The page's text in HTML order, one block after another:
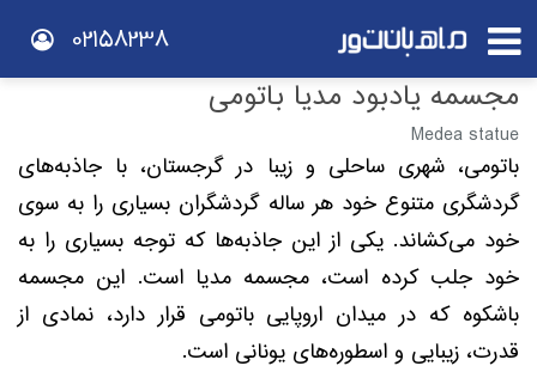
02158238
مجسمه یادبود مدیا باتومی
Medea statue
باتومی، شهری ساحلی و زیبا در گرجستان، با جاذبه‌های
گردشگری متنوع خود هر ساله گردشگران بسیاری را به سوی
خود می‌کشاند. یکی از این جاذبه‌ها که توجه بسیاری را به
خود جلب کرده است، مجسمه مدیا است. این مجسمه
باشکوه که در میدان اروپایی باتومی قرار دارد، نمادی از
قدرت، زیبایی و اسطوره‌های یونانی است.